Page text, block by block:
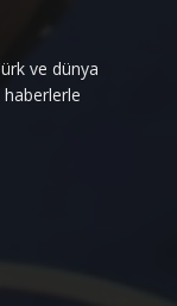
ve dünya
haberlerle